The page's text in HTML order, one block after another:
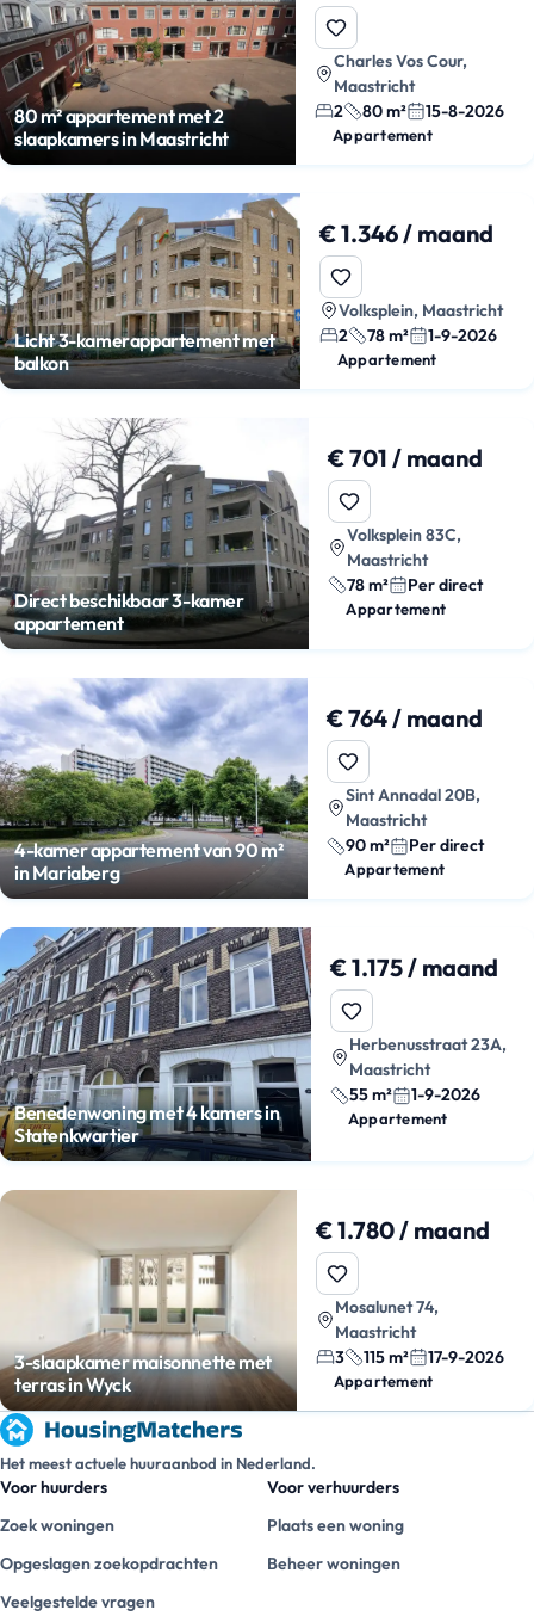
80 m² appartement met 2
slaapkamers in Maastricht
Charles Vos Cour,
Maastricht
2
80 m² 15-8-2026
Appartement
Licht 3-kamerappartement met
balkon
€ 1.346 / maand
Volksplein, Maastricht
2
78 m² 1-9-2026
Appartement
Direct beschikbaar 3-kamer
appartement
€ 701 / maand
Volksplein 83C,
Maastricht
78 m²
Per direct
Appartement
4-kamer appartement van 90 m²
in Mariaberg
€ 764 / maand
Sint Annadal 20B,
Maastricht
90 m²
Per direct
Appartement
Benedenwoning met 4 kamers in
Statenkwartier
€ 1.175 / maand
Herbenusstraat 23A,
Maastricht
55 m²
1-9-2026
Appartement
3-slaapkamer maisonnette met
terras in Wyck
€ 1.780 / maand
Mosalunet 74,
Maastricht
3
115 m² 17-9-2026
Appartement
Het meest actuele huuraanbod in Nederland.
Voor huurders
Zoek woningen
Opgeslagen zoekopdrachten
Veelgestelde vragen
Voor verhuurders
Plaats een woning
Beheer woningen